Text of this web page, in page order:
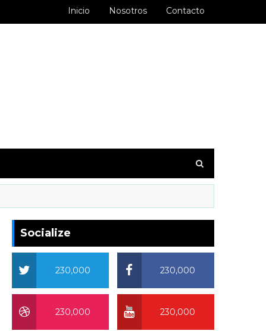
Inicio Nosotros Contacto
Socialize
230,000
230,000
230,000
230,000